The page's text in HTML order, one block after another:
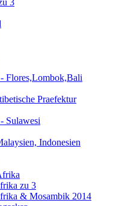
3
Flores,Lombok,Bali
Praefektur
Sulawesi
Indonesien
zu 3
& Mosambik 2014